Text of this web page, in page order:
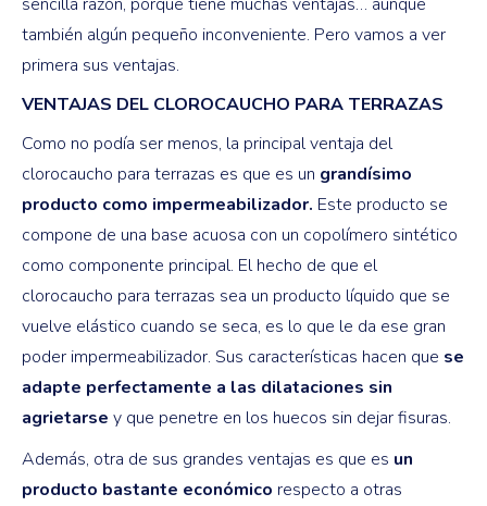
también algún pequeño inconveniente. Pero vamos a ver
primera sus ventajas.
VENTAJAS DEL CLOROCAUCHO PARA TERRAZAS
Como no podía ser menos, la principal ventaja del
clorocaucho para terrazas es que es un grandísimo
producto como impermeabilizador. Este producto se
compone de una base acuosa con un copolímero sintético
como componente principal. El hecho de que el
clorocaucho para terrazas sea un producto líquido que se
vuelve elástico cuando se seca, es lo que le da ese gran
poder impermeabilizador. Sus características hacen que se
adapte perfectamente a las dilataciones sin
agrietarse y que penetre en los huecos sin dejar fisuras.
Además, otra de sus grandes ventajas es que es un
producto bastante económico respecto a otras